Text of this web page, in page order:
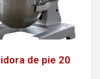
de pie 20